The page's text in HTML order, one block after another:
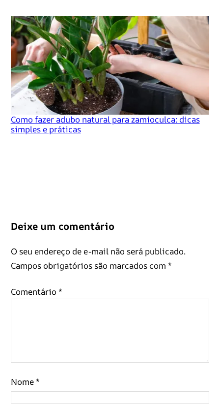
Como fazer adubo natural para zamioculca: dicas
simples e práticas
Deixe um comentário
O seu endereço de e-mail não será publicado.
Campos obrigatórios são marcados com *
Comentário *
Nome *